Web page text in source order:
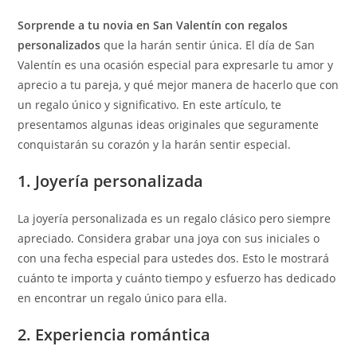
Sorprende a tu novia en San Valentín con regalos
personalizados que la harán sentir única. El día de San
Valentín es una ocasión especial para expresarle tu amor y
aprecio a tu pareja, y qué mejor manera de hacerlo que con
un regalo único y significativo. En este artículo, te
presentamos algunas ideas originales que seguramente
conquistarán su corazón y la harán sentir especial.
1. Joyería personalizada
La joyería personalizada es un regalo clásico pero siempre
apreciado. Considera grabar una joya con sus iniciales o
con una fecha especial para ustedes dos. Esto le mostrará
cuánto te importa y cuánto tiempo y esfuerzo has dedicado
en encontrar un regalo único para ella.
2. Experiencia romántica